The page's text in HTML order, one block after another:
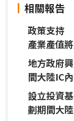
相關報告
政策支持
產業產值
地方政府
間大陸IC
設立投資
劃期間大